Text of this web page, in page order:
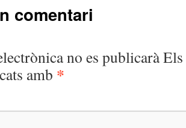
comentari
no es publicaràEls
amb *